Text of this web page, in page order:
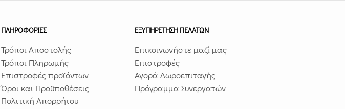
ΠΛΗΡΟΦΟΡΙΕΣ
Τρόποι Αποστολής
Τρόποι Πληρωμής
Επιστροφές προϊόντων
Όροι και Προϋποθέσεις
Πολιτική Απορρήτου
ΕΞΥΠΗΡΕΤΗΣΗ ΠΕΛΑΤΩΝ
Επικοινωνήστε μαζί μας
Επιστροφές
Αγορά Δωροεπιταγής
Πρόγραμμα Συνεργατών